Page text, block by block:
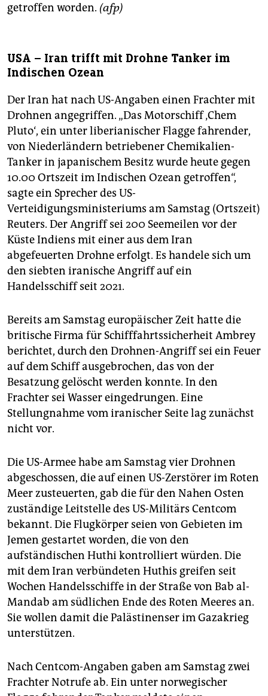
getroffen worden. (afp)
USA – Iran trifft mit Drohne Tanker im
Indischen Ozean
Der Iran hat nach US-Angaben einen Frachter mit
Drohnen angegriffen. „Das Motorschiff ‚Chem
Pluto‘, ein unter liberianischer Flagge fahrender,
von Niederländern betriebener Chemikalien-
Tanker in japanischem Besitz wurde heute gegen
10.00 Ortszeit im Indischen Ozean getroffen“,
sagte ein Sprecher des US-
Verteidigungsministeriums am Samstag (Ortszeit)
Reuters. Der Angriff sei 200 Seemeilen vor der
Küste Indiens mit einer aus dem Iran
abgefeuerten Drohne erfolgt. Es handele sich um
den siebten iranische Angriff auf ein
Handelsschiff seit 2021.
Bereits am Samstag europäischer Zeit hatte die
britische Firma für Schifffahrtssicherheit Ambrey
berichtet, durch den Drohnen-Angriff sei ein Feuer
auf dem Schiff ausgebrochen, das von der
Besatzung gelöscht werden konnte. In den
Frachter sei Wasser eingedrungen. Eine
Stellungnahme vom iranischer Seite lag zunächst
nicht vor.
Die US-Armee habe am Samstag vier Drohnen
abgeschossen, die auf einen US-Zerstörer im Roten
Meer zusteuerten, gab die für den Nahen Osten
zuständige Leitstelle des US-Militärs Centcom
bekannt. Die Flugkörper seien von Gebieten im
Jemen gestartet worden, die von den
aufständischen Huthi kontrolliert würden. Die
mit dem Iran verbündeten Huthis greifen seit
Wochen Handelsschiffe in der Straße von Bab al-
Mandab am südlichen Ende des Roten Meeres an.
Sie wollen damit die Palästinenser im Gazakrieg
unterstützen.
Nach Centcom-Angaben gaben am Samstag zwei
Frachter Notrufe ab. Ein unter norwegischer